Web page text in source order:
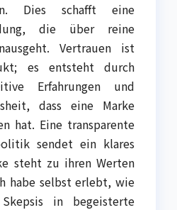
Dies schafft eine
die über reine
Vertrauen ist
es entsteht durch
Erfahrungen und
dass eine Marke
hat. Eine transparente
sendet ein klares
steht zu ihren Werten
habe selbst erlebt, wie
in begeisterte